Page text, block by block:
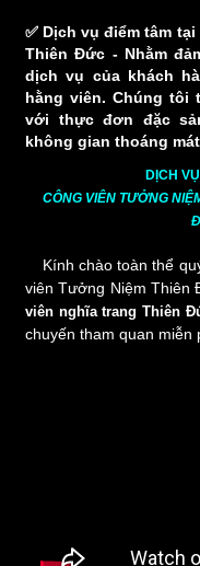
✅ Dịch vụ điểm tâm
Thiên Đức - Nhằm
dịch vụ của khách
hằng viên. Chúng tôi
với thực đơn đặc
không gian thoáng
DỊCH
CÔNG VIÊN TƯỞNG
Kính chào toàn thể
viên Tưởng Niệm Thiên
viên nghĩa trang Thiên
chuyến tham quan miễn